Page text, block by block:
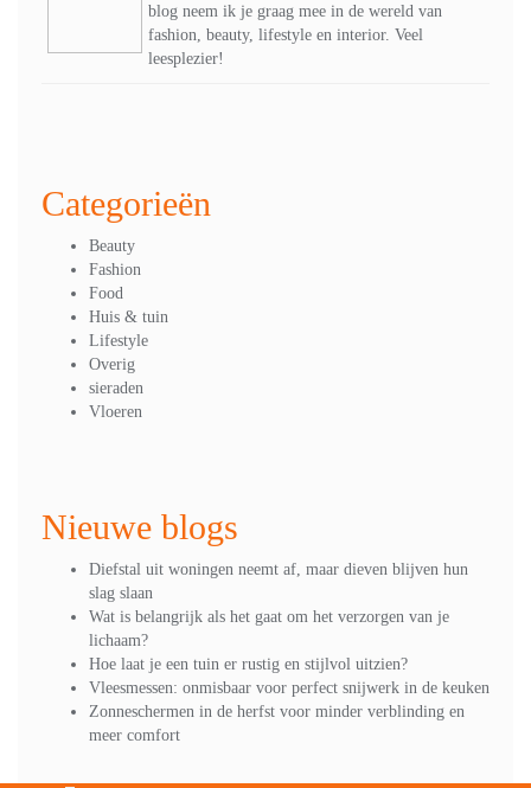
blog neem ik je graag mee in de wereld van
fashion, beauty, lifestyle en interior. Veel
leesplezier!
Categorieën
Beauty
Fashion
Food
Huis & tuin
Lifestyle
Overig
sieraden
Vloeren
Nieuwe blogs
Diefstal uit woningen neemt af, maar dieven blijven hun
slag slaan
Wat is belangrijk als het gaat om het verzorgen van je
lichaam?
Hoe laat je een tuin er rustig en stijlvol uitzien?
Vleesmessen: onmisbaar voor perfect snijwerk in de keuken
Zonneschermen in de herfst voor minder verblinding en
meer comfort